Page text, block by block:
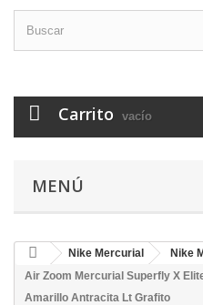
Carrito vacío
MENÚ
Nike Mercurial Nike
Air Zoom Mercurial Superfly X
Amarillo Antracita Lt Grafito